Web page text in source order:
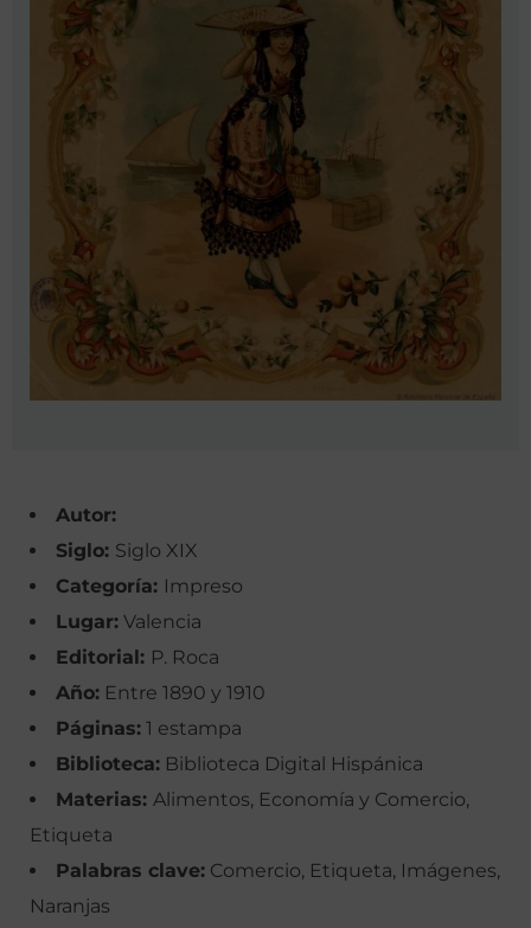
Autor:
Siglo: Siglo XIX
Categoría: Impreso
Lugar: Valencia
Editorial: P. Roca
Año: Entre 1890 y 1910
Páginas: 1 estampa
Biblioteca: Biblioteca Digital Hispánica
Materias: Alimentos, Economía y Comercio,
Etiqueta
Palabras clave: Comercio, Etiqueta, Imágenes,
Naranjas